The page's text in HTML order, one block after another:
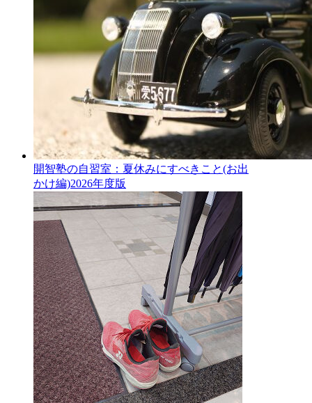
開智塾の自習室：夏休みにすべきこと(お出
かけ編)2026年度版